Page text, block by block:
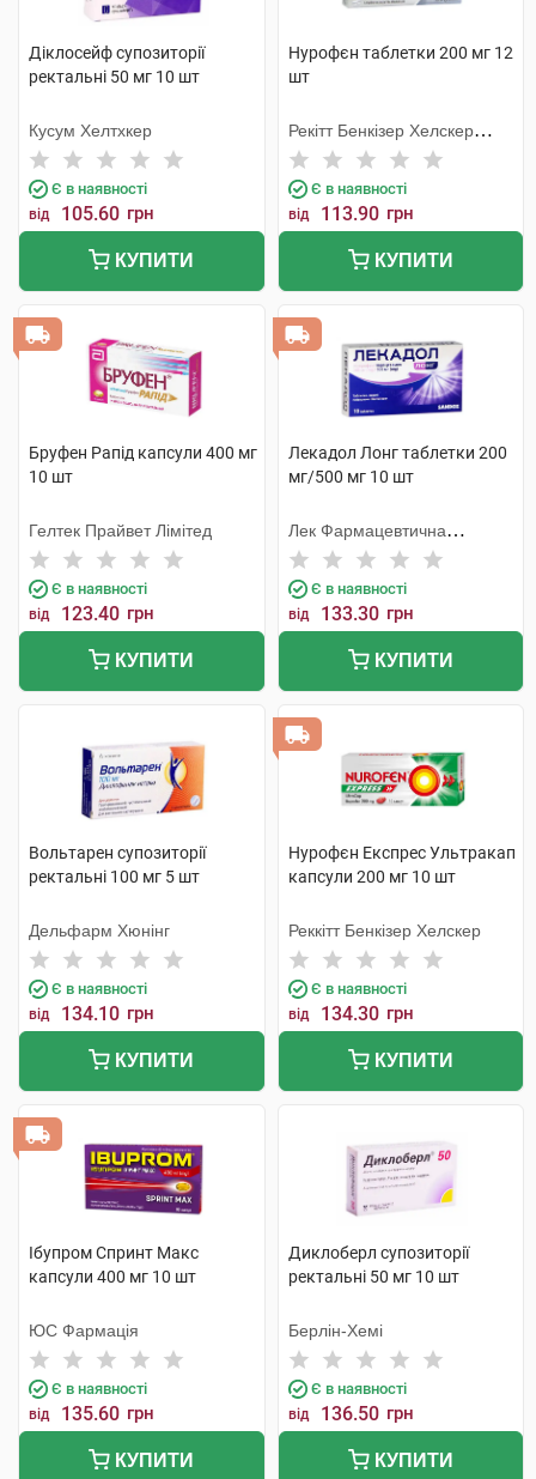
Діклосейф супозиторії
ректальні 50 мг 10 шт
Кусум Хелтхкер
Є в наявності
від 105.60 грн
КУПИТИ
Нурофєн таблетки 200 мг 12
шт
Рекітт Бенкізер Хелскер
Інтернешнл
Є в наявності
від 113.90 грн
КУПИТИ
Бруфен Рапід капсули 400 мг
10 шт
Гелтек Прайвет Лімітед
Є в наявності
від 123.40 грн
КУПИТИ
Лекадол Лонг таблетки 200
мг/500 мг 10 шт
Лек Фармацевтична
компанія
Є в наявності
від 133.30 грн
КУПИТИ
Вольтарен супозиторії
ректальні 100 мг 5 шт
Дельфарм Хюнінг
Є в наявності
від 134.10 грн
КУПИТИ
Нурофєн Експрес Ультракап
капсули 200 мг 10 шт
Реккітт Бенкізер Хелскер
Є в наявності
від 134.30 грн
КУПИТИ
Ібупром Спринт Макс
капсули 400 мг 10 шт
ЮС Фармація
Є в наявності
від 135.60 грн
КУПИТИ
Диклоберл супозиторії
ректальні 50 мг 10 шт
Берлін-Хемі
Є в наявності
від 136.50 грн
КУПИТИ